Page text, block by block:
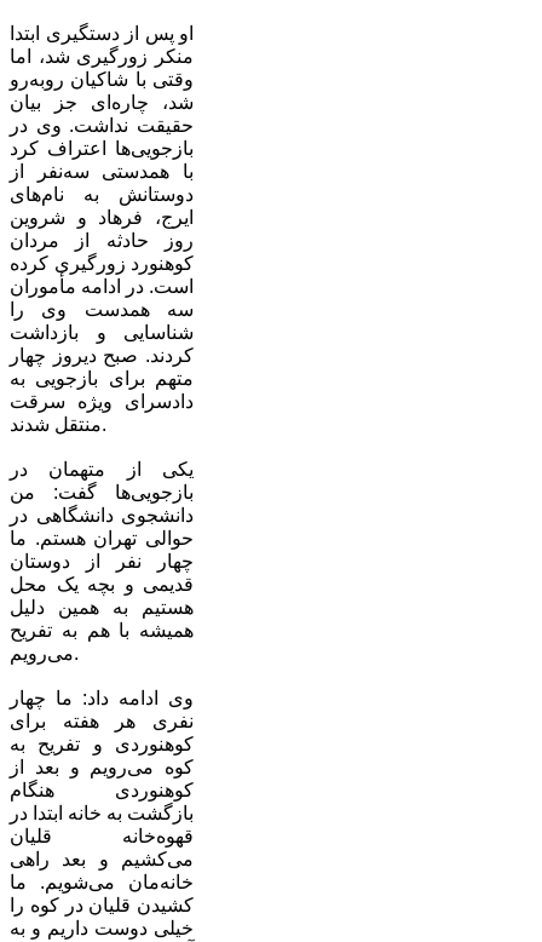
او پس از دستگیری ابتدا
منکر زورگیری شد، اما
وقتی با شاکیان روبه‌رو
شد، چاره‌ای جز بیان
حقیقت نداشت. وی در
بازجویی‌ها اعتراف کرد
با همدستی سه‌نفر از
دوستانش به نام‌های
ایرج، فرهاد و شروین
روز حادثه از مردان
کوهنورد زورگیری کرده
است. در ادامه مأموران
سه همدست وی را
شناسایی و بازداشت
کردند. صبح دیروز چهار
متهم برای بازجویی به
دادسرای ویژه سرقت
منتقل شدند.
یکی از متهمان در
بازجویی‌ها گفت: من
دانشجوی دانشگاهی در
حوالی تهران هستم. ما
چهار نفر از دوستان
قدیمی و بچه یک محل
هستیم به همین دلیل
همیشه با هم به تفریح
می‌رویم.
وی ادامه داد: ما چهار
نفری هر هفته برای
کوهنوردی و تفریح به
کوه می‌رویم و بعد از
کوهنوردی هنگام
بازگشت به خانه ابتدا در
قهوه‌خانه قلیان
می‌کشیم و بعد راهی
خانه‌مان می‌شویم. ما
کشیدن قلیان در کوه را
خیلی دوست داریم و به